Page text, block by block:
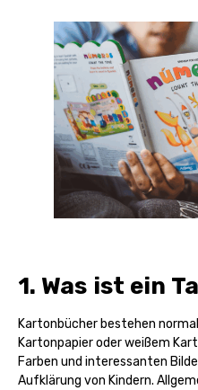
1. Was ist ein
Kartonbücher bestehen
Kartonpapier oder weißem
Farben und interessanten
Aufklärung von Kindern.